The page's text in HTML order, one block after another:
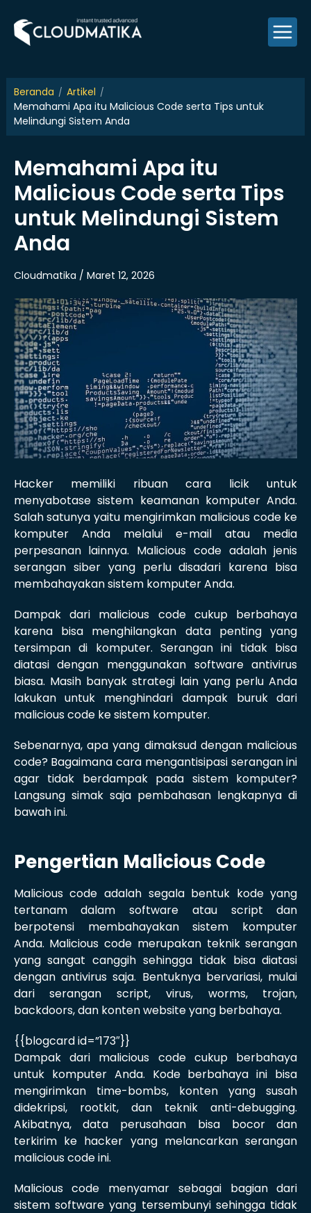
content
Beranda
Artikel
Memahami Apa itu Malicious Code serta Tips untuk
Melindungi Sistem Anda
Memahami Apa itu
Malicious Code serta Tips
untuk Melindungi Sistem
Anda
Cloudmatika / Maret 12, 2026
Hacker memiliki ribuan cara licik untuk
menyabotase sistem keamanan komputer Anda.
Salah satunya yaitu mengirimkan malicious code ke
komputer Anda melalui e-mail atau media
perpesanan lainnya. Malicious code adalah jenis
serangan siber yang perlu disadari karena bisa
membahayakan sistem komputer Anda.
Dampak dari malicious code cukup berbahaya
karena bisa menghilangkan data penting yang
tersimpan di komputer. Serangan ini tidak bisa
diatasi dengan menggunakan software antivirus
biasa. Masih banyak strategi lain yang perlu Anda
lakukan untuk menghindari dampak buruk dari
malicious code ke sistem komputer.
Sebenarnya, apa yang dimaksud dengan malicious
code? Bagaimana cara mengantisipasi serangan ini
agar tidak berdampak pada sistem komputer?
Langsung simak saja pembahasan lengkapnya di
bawah ini.
Pengertian Malicious Code
Malicious code adalah segala bentuk kode yang
tertanam dalam software atau script dan
berpotensi membahayakan sistem komputer
Anda. Malicious code merupakan teknik serangan
yang sangat canggih sehingga tidak bisa diatasi
dengan antivirus saja. Bentuknya bervariasi, mulai
dari serangan script, virus, worms, trojan,
backdoors, dan konten website yang berbahaya.
{{blogcard id=”173″}}
Dampak dari malicious code cukup berbahaya
untuk komputer Anda. Kode berbahaya ini bisa
mengirimkan time-bombs, konten yang susah
didekripsi, rootkit, dan teknik anti-debugging.
Akibatnya, data perusahaan bisa bocor dan
terkirim ke hacker yang melancarkan serangan
malicious code ini.
Malicious code menyamar sebagai bagian dari
sistem software yang tersembunyi sehingga tidak